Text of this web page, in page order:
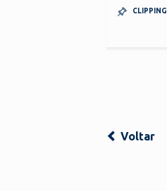
CLIPPING
Voltar